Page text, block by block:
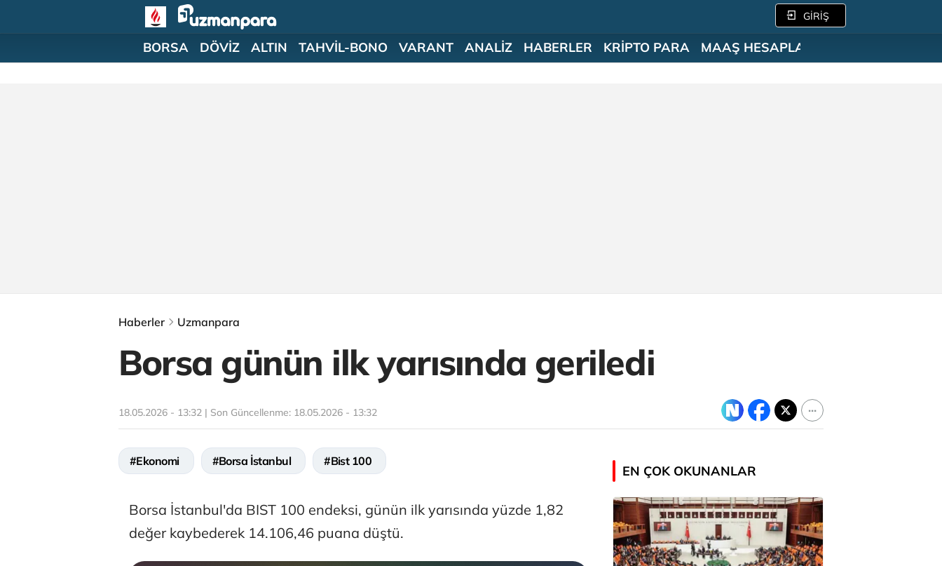
GİRİŞ
BORSA DÖVİZ ALTIN TAHVİL-BONO VARANT ANALİZ HABERLER KRİPTO PARA MAAŞ HESAPLAMA
Haberler Uzmanpara
Borsa günün ilk yarısında geriledi
18.05.2026 - 13:32 | Son Güncellenme: 18.05.2026 - 13:32
#Ekonomi #Borsa İstanbul #Bist 100
Borsa İstanbul'da BIST 100 endeksi, günün ilk yarısında yüzde 1,82
değer kaybederek 14.106,46 puana düştü.
EN ÇOK OKUNANLAR